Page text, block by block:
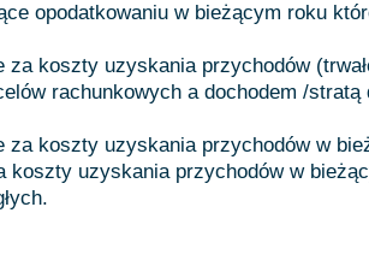
opodatkowaniu w bieżącym roku
za koszty uzyskania przychodów
rachunkowych a dochodem /stratą
za koszty uzyskania przychodów w
koszty uzyskania przychodów w